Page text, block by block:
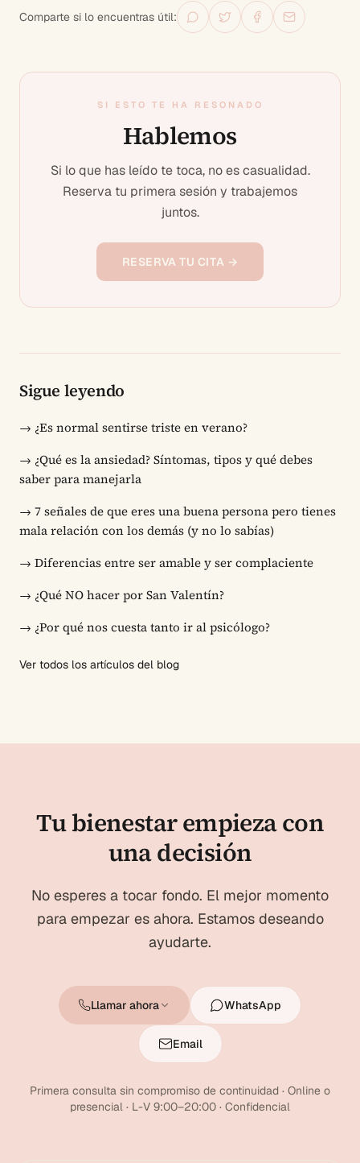
Comparte si lo encuentras útil:
SI ESTO TE HA RESONADO
Hablemos
Si lo que has leído te toca, no es casualidad.
Reserva tu primera sesión y trabajemos
juntos.
RESERVA TU CITA →
Sigue leyendo
→ ¿Es normal sentirse triste en verano?
→ ¿Qué es la ansiedad? Síntomas, tipos y qué debes
saber para manejarla
→ 7 señales de que eres una buena persona pero tienes
mala relación con los demás (y no lo sabías)
→ Diferencias entre ser amable y ser complaciente
→ ¿Qué NO hacer por San Valentín?
→ ¿Por qué nos cuesta tanto ir al psicólogo?
Ver todos los artículos del blog
Tu bienestar empieza con
una decisión
No esperes a tocar fondo. El mejor momento
para empezar es ahora. Estamos deseando
ayudarte.
Llamar ahora WhatsApp
Email
Primera consulta sin compromiso de continuidad · Online o
presencial · L-V 9:00–20:00 · Confidencial